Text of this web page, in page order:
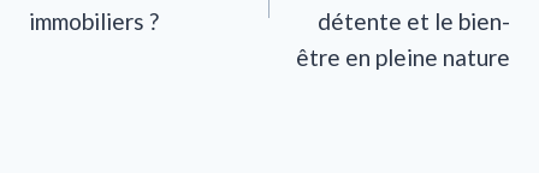
immobiliers ?
détente et le bien-
être en pleine nature